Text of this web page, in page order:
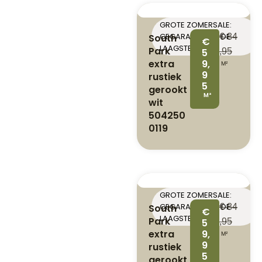
GROTE ZOMERSALE:
GEGARANDEERD DE
LAAGSTE PRIJS
South
Park
extra
rustiek
gerookt
wit
504250
0119
€
5
9,
9
5
M²
€84
,95
M²
GROTE ZOMERSALE:
GEGARANDEERD DE
LAAGSTE PRIJS
South
Park
extra
rustiek
€
5
9,
9
5
€84
,95
M²